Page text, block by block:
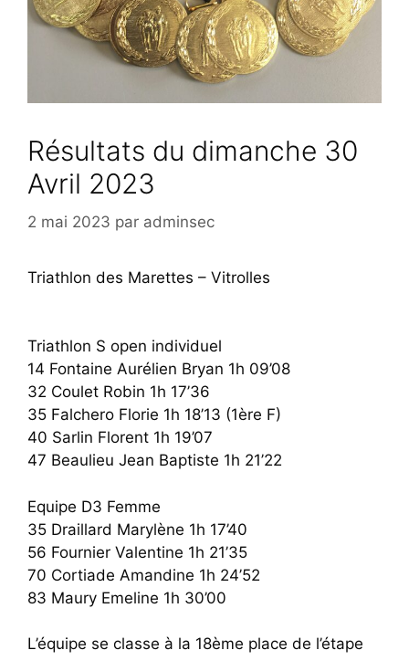
Résultats du dimanche 30
Avril 2023
2 mai 2023 par adminsec
Triathlon des Marettes – Vitrolles
Triathlon S open individuel
14 Fontaine Aurélien Bryan 1h 09’08
32 Coulet Robin 1h 17’36
35 Falchero Florie 1h 18’13 (1ère F)
40 Sarlin Florent 1h 19’07
47 Beaulieu Jean Baptiste 1h 21’22
Equipe D3 Femme
35 Draillard Marylène 1h 17’40
56 Fournier Valentine 1h 21’35
70 Cortiade Amandine 1h 24’52
83 Maury Emeline 1h 30’00
L’équipe se classe à la 18ème place de l’étape